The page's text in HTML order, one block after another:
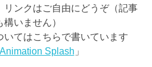
リンクはご自由にどうぞ（記事
構いません）
いてはこちらで書いています
Splash 」